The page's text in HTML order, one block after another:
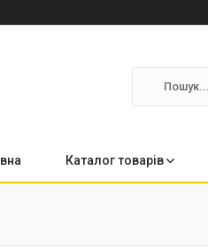
Каталог товарів